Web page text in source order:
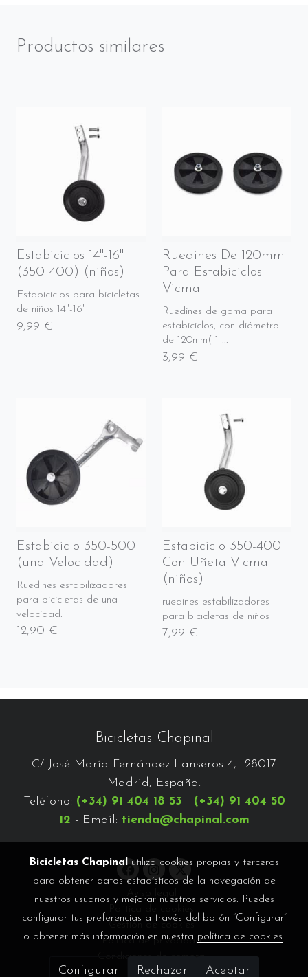
Productos similares
Estabiciclos 14"-16"
(350-400) (niños)
Estabiciclos para bicicletas
de niños 14"-16"
9,99 €
Ruedines De 120mm
Para Estabiciclos
Vicma
Ruedines de goma para
estabiciclos, con diámetro
de 120mm( 1 ...
3,99 €
Estabiciclo 350-500
(una Velocidad)
Ruedines estabilizadores
para bicicletas de una
velocidad.
12,90 €
Estabiciclo 350-400
Con Uñeta Vicma
(niños)
ruedines estabilizadores
para bicicletas de niños
7,99 €
Bicicletas Chapinal
C/ José María Fernández Lanseros 4, 28017
Madrid, España.
Teléfono: (+34) 91 404 18 53 - (+34) 91 404 50
12 - Email: tienda@chapinal.com
Política de privacidad
Condiciones de compra
Bicicletas Chapinal
utiliza cookies propias y terceros
para obtener datos estadísticos de la navegación de
nuestros usuarios y mejorar nuestros servicios. Puedes
configurar tus preferencias a través del botón “Configurar”
o obtener más información en nuestra política de cookies.
Configurar Rechazar Aceptar